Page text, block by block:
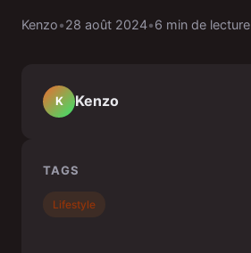
Kenzo•28 août 2024•6 min de lecture
K Kenzo
TAGS
Lifestyle